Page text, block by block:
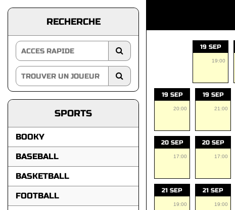
RECHERCHE
SPORTS
BOOKY
BASEBALL
BASKETBALL
FOOTBALL
19 SEP
19:00
19 SEP
20:00
19 SEP
21:00
20 SEP
17:00
20 SEP
17:00
21 SEP
19:00
21 SEP
19:00